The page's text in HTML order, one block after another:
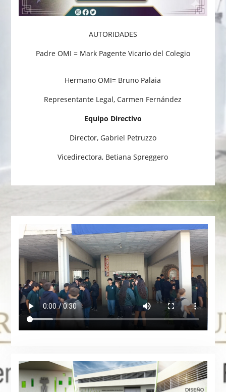
AUTORIDADES
Padre OMI = Mark Pagente Vicario del Colegio
Hermano OMI= Bruno Palaia
Representante Legal, Carmen Fernández
Equipo Directivo
Director, Gabriel Petruzzo
Vicedirectora, Betiana Spreggero